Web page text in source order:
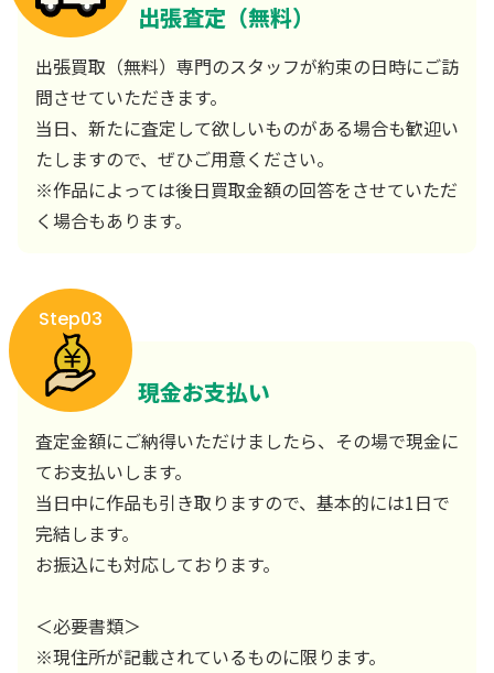
出張査定（無料）
出張買取（無料）専門のスタッフが約束の日時にご訪
問させていただきます。
当日、新たに査定して欲しいものがある場合も歓迎い
たしますので、ぜひご用意ください。
※作品によっては後日買取金額の回答をさせていただ
く場合もあります。
Step03
現金お支払い
査定金額にご納得いただけましたら、その場で現金に
てお支払いします。
当日中に作品も引き取りますので、基本的には1日で
完結します。
お振込にも対応しております。
＜必要書類＞
※現住所が記載されているものに限ります。